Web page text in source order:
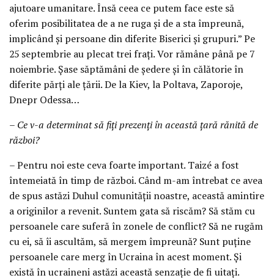
ajutoare umanitare. Însă ceea ce putem face este să
oferim posibilitatea de a ne ruga și de a sta împreună,
implicând și persoane din diferite Biserici și grupuri.” Pe
25 septembrie au plecat trei frați. Vor rămâne până pe 7
noiembrie. Șase săptămâni de ședere și în călătorie în
diferite părți ale țării. De la Kiev, la Poltava, Zaporoje,
Dnepr Odessa…
– Ce v-a determinat să fiți prezenți în această țară rănită de
război?
– Pentru noi este ceva foarte important. Taizé a fost
întemeiată în timp de război. Când m-am întrebat ce avea
de spus astăzi Duhul comunității noastre, această amintire
a originilor a revenit. Suntem gata să riscăm? Să stăm cu
persoanele care suferă în zonele de conflict? Să ne rugăm
cu ei, să îi ascultăm, să mergem împreună? Sunt puține
persoanele care merg în Ucraina în acest moment. Și
există în ucraineni astăzi această senzație de fi uitați.